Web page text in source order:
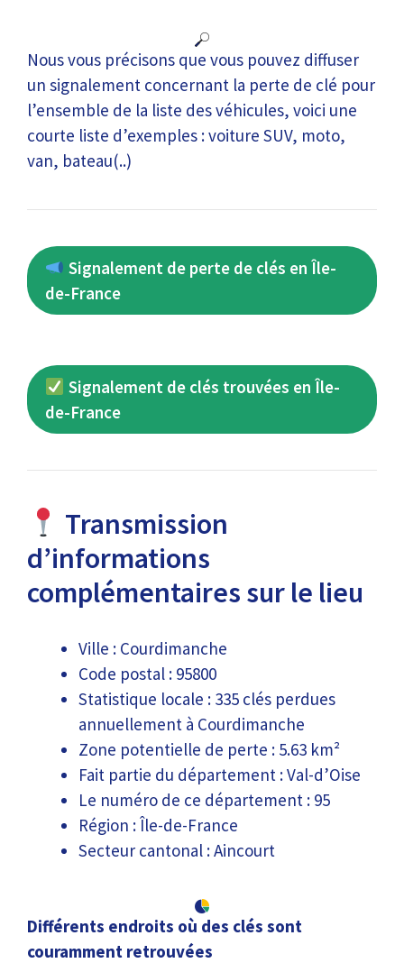
Nous vous précisons que vous pouvez diffuser
un signalement concernant la perte de clé pour
l’ensemble de la liste des véhicules, voici une
courte liste d’exemples : voiture SUV, moto,
van, bateau(..)
Signalement de perte de clés en Île-
de-France
Signalement de clés trouvées en Île-
de-France
Transmission
d’informations
complémentaires sur le lieu
Ville : Courdimanche
Code postal : 95800
Statistique locale : 335 clés perdues
annuellement à Courdimanche
Zone potentielle de perte : 5.63 km²
Fait partie du département : Val-d’Oise
Le numéro de ce département : 95
Région : Île-de-France
Secteur cantonal : Aincourt
Différents endroits où des clés sont
couramment retrouvées